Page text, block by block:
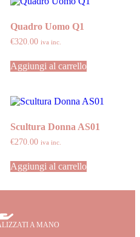
Quadro Uomo Q1
€320.00 iva inc.
Aggiungi al carrello
Scultura Donna AS01
€270.00 iva inc.
Aggiungi al carrello
A MANO